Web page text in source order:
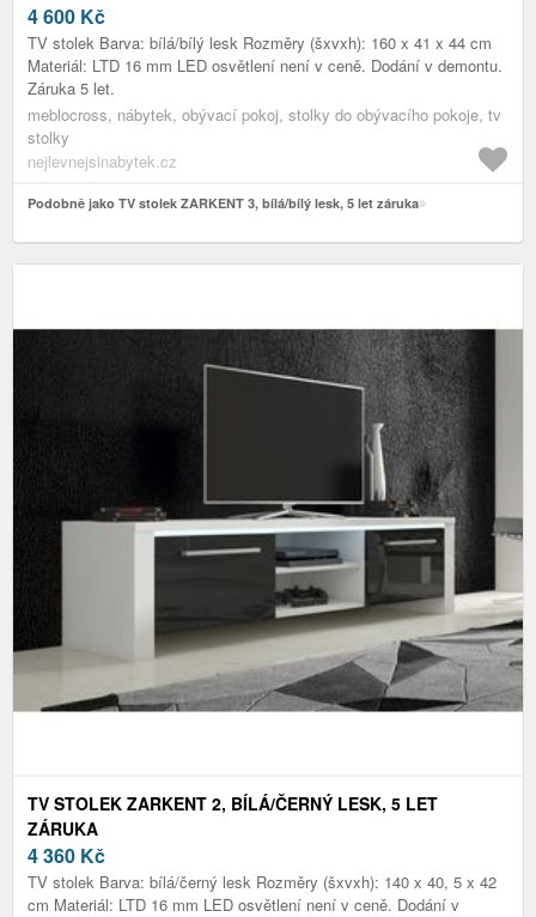
4 600 Kč
TV stolek Barva: bílá/bílý lesk Rozměry (šxvxh): 160 x 41 x 44 cm
Materiál: LTD 16 mm LED osvětlení není v ceně. Dodání v demontu.
Záruka 5 let.
meblocross, nábytek, obývací pokoj, stolky do obývacího pokoje, tv
stolky
nejlevnejsinabytek.cz
Podobně jako TV stolek ZARKENT 3, bílá/bílý lesk, 5 let záruka
TV STOLEK ZARKENT 2, BÍLÁ/ČERNÝ LESK, 5 LET
ZÁRUKA
4 360 Kč
TV stolek Barva: bílá/černý lesk Rozměry (šxvxh): 140 x 40, 5 x 42
cm Materiál: LTD 16 mm LED osvětlení není v ceně. Dodání v